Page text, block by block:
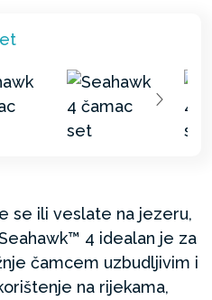
se ili veslate na jezeru,
4 idealan je za
čamcem uzbudljivim i
na rijekama,